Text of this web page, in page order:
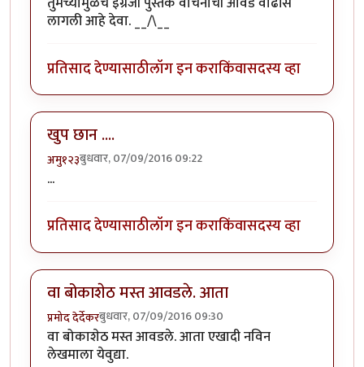
लागली आहे देवा. __/\__
प्रतिसाद देण्यासाठीलॉग इन कराकिंवासदस्य व्हा
खुप छान ....
अमु१२३बुधवार, 07/09/2016 09:22
...
प्रतिसाद देण्यासाठीलॉग इन कराकिंवासदस्य व्हा
वा बोकाशेठ मस्त आवडले. आता
प्रमोद देर्देकरबुधवार, 07/09/2016 09:30
वा बोकाशेठ मस्त आवडले. आता एखादी नविन
लेखमाला येवुद्या.